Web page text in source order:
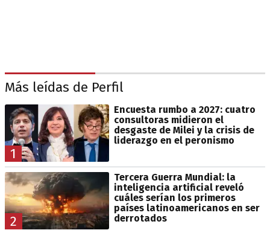
Más leídas de Perfil
1
Encuesta rumbo a 2027: cuatro
consultoras midieron el
desgaste de Milei y la crisis de
liderazgo en el peronismo
2
Tercera Guerra Mundial: la
inteligencia artificial reveló
cuáles serían los primeros
países latinoamericanos en ser
derrotados